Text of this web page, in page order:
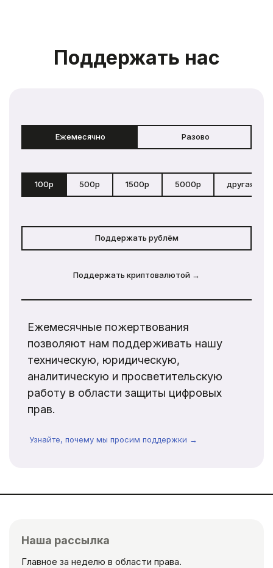
Поддержать нас
Ежемесячно Разово
100р 500р 1500р 5000р другая
Поддержать рублём
Поддержать криптовалютой →
Ежемесячные пожертвования
позволяют нам поддерживать нашу
техническую, юридическую,
аналитическую и просветительскую
работу в области защиты цифровых
прав.
Узнайте, почему мы просим поддержки →
Наша рассылка
Главное за неделю в области права.